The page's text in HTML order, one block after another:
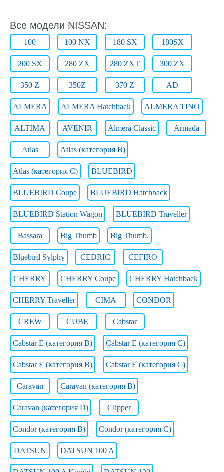
Все модели NISSAN:
100 100 NX 180 SX 180SX
200 SX 280 ZX 280 ZXT 300 ZX
350 Z 350Z 370 Z AD
ALMERA ALMERA Hatchback ALMERA TINO
ALTIMA AVENIR Almera Classic Armada
Atlas Atlas (категория B)
Atlas (категория C) BLUEBIRD
BLUEBIRD Coupe BLUEBIRD Hatchback
BLUEBIRD Station Wagon BLUEBIRD Traveller
Bassara Big Thumb Big Thumb.
Bluebird Sylphy CEDRIC CEFIRO
CHERRY CHERRY Coupe CHERRY Hatchback
CHERRY Traveller CIMA CONDOR
CREW CUBE Cabstar
Cabstar E (категория B) Cabstar E (категория C)
Cabstar E (категория В) Cabstar E (категория С)
Caravan Caravan (категория B)
Caravan (категория D) Clipper
Condor (категория B) Condor (категория C)
DATSUN DATSUN 100 A